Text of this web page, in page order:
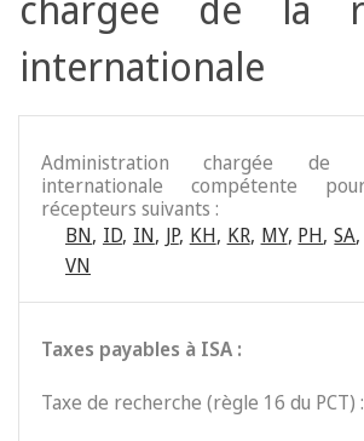
internationale
Administration chargée de
internationale compétente
récepteurs suivants :
BN, ID, IN, JP, KH, KR, MY, PH, SA,
VN
Taxes payables à ISA :
Taxe de recherche (règle 16 du PCT) :